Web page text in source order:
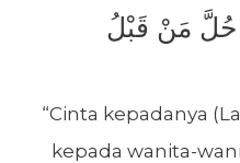
حُلَّ مَنْ قَبْلُ
“Cinta kepadanya
kepada wanita-